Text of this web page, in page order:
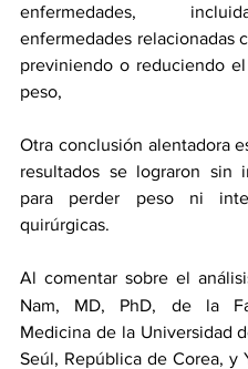
enfermedades,
enfermedades relacionadas
previniendo o reduciendo
peso,
Otra conclusión alentadora
resultados se lograron sin
para perder peso ni
quirúrgicas.
Al comentar sobre el
Nam, MD, PhD, de la
Medicina de la Universidad
Seúl, República de Corea, y